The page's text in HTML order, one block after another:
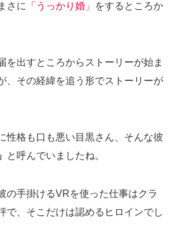
さに 「うっかり婚」
をするところか
を出すところからストーリーが始ま
、その経緯を追う形でストーリーが
性格も口も悪い目黒さん、そんな彼
と呼んでいましたね。
の手掛けるVRを使った仕事はクラ
で、そこだけは認めるヒロインでし